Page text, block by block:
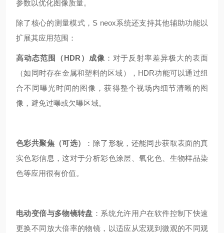
参数以优化图像质量。
除了核心的测量模式，S neox系统还支持其他辅助功能以
扩展其应用范围：
高动态范围（HDR）成像 ：对于反射率差异极大的表面
（如同时存在金属和塑料的区域），HDR功能可以通过组
合不同曝光时间的图像，获得整个视场内细节清晰的图
像，避免过曝或欠曝区域。
色彩共聚焦（可选）
：除了形貌，还能同步获取表面的真
实色彩信息，这对于分析彩色涂层、氧化色、生物样品染
色等应用很有价值。
电动变倍与多物镜转盘 ：系统允许用户在软件控制下快速
更换不同放大倍率的物镜，以适应从宏观到微观的不同观